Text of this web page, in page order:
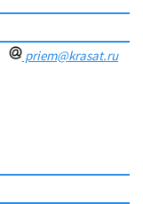
priem@krasat.ru